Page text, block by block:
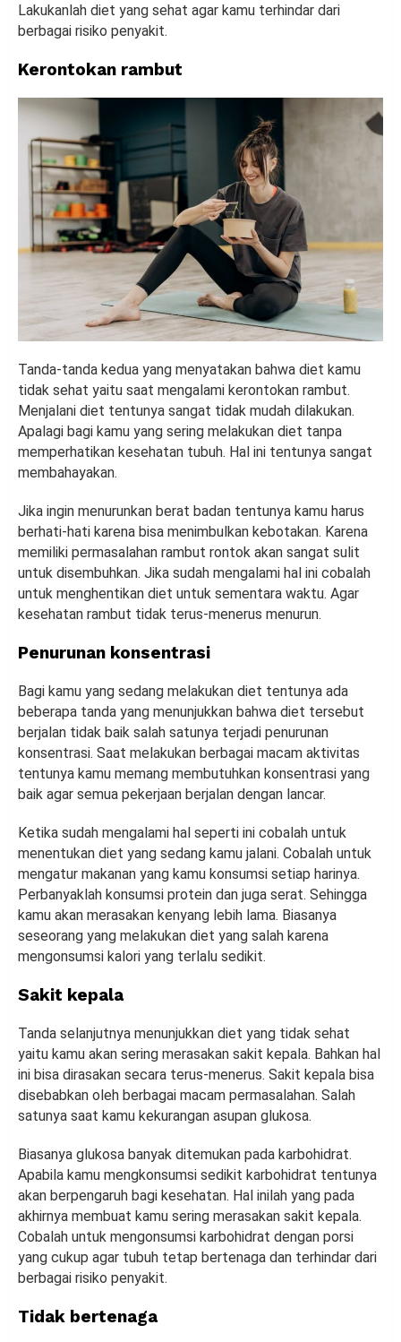
Lakukanlah diet yang sehat agar kamu terhindar dari
berbagai risiko penyakit.
Kerontokan rambut
Tanda-tanda kedua yang menyatakan bahwa diet kamu
tidak sehat yaitu saat mengalami kerontokan rambut.
Menjalani diet tentunya sangat tidak mudah dilakukan.
Apalagi bagi kamu yang sering melakukan diet tanpa
memperhatikan kesehatan tubuh. Hal ini tentunya sangat
membahayakan.
Jika ingin menurunkan berat badan tentunya kamu harus
berhati-hati karena bisa menimbulkan kebotakan. Karena
memiliki permasalahan rambut rontok akan sangat sulit
untuk disembuhkan. Jika sudah mengalami hal ini cobalah
untuk menghentikan diet untuk sementara waktu. Agar
kesehatan rambut tidak terus-menerus menurun.
Penurunan konsentrasi
Bagi kamu yang sedang melakukan diet tentunya ada
beberapa tanda yang menunjukkan bahwa diet tersebut
berjalan tidak baik salah satunya terjadi penurunan
konsentrasi. Saat melakukan berbagai macam aktivitas
tentunya kamu memang membutuhkan konsentrasi yang
baik agar semua pekerjaan berjalan dengan lancar.
Ketika sudah mengalami hal seperti ini cobalah untuk
menentukan diet yang sedang kamu jalani. Cobalah untuk
mengatur makanan yang kamu konsumsi setiap harinya.
Perbanyaklah konsumsi protein dan juga serat. Sehingga
kamu akan merasakan kenyang lebih lama. Biasanya
seseorang yang melakukan diet yang salah karena
mengonsumsi kalori yang terlalu sedikit.
Sakit kepala
Tanda selanjutnya menunjukkan diet yang tidak sehat
yaitu kamu akan sering merasakan sakit kepala. Bahkan hal
ini bisa dirasakan secara terus-menerus. Sakit kepala bisa
disebabkan oleh berbagai macam permasalahan. Salah
satunya saat kamu kekurangan asupan glukosa.
Biasanya glukosa banyak ditemukan pada karbohidrat.
Apabila kamu mengkonsumsi sedikit karbohidrat tentunya
akan berpengaruh bagi kesehatan. Hal inilah yang pada
akhirnya membuat kamu sering merasakan sakit kepala.
Cobalah untuk mengonsumsi karbohidrat dengan porsi
yang cukup agar tubuh tetap bertenaga dan terhindar dari
berbagai risiko penyakit.
Tidak bertenaga